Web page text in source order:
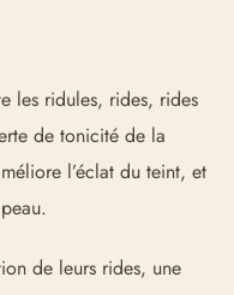
les ridules, rides, rides
de tonicité de la
l’éclat du teint, et
de leurs rides, une